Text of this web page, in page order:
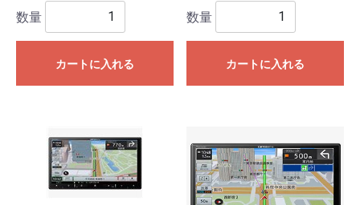
数量
カートに入れる
数量
カートに入れる